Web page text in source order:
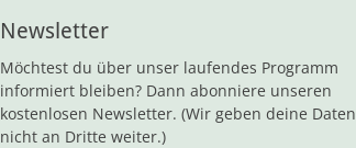
Newsletter
Möchtest du über unser laufendes Programm
informiert bleiben? Dann abonniere unseren
kostenlosen Newsletter. (Wir geben deine Daten
nicht an Dritte weiter.)